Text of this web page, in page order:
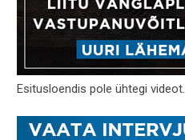
Esitusloendis pole ühtegi videot.